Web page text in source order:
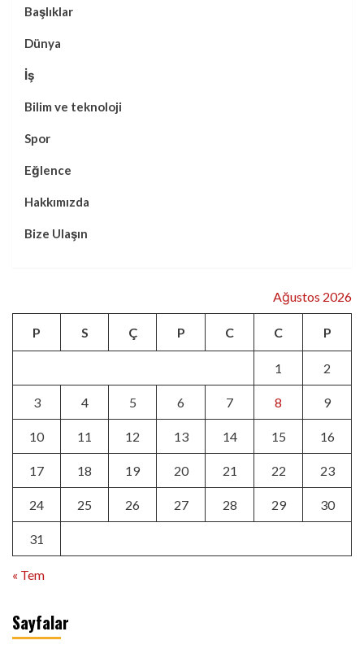
Başlıklar
Dünya
İş
Bilim ve teknoloji
Spor
Eğlence
Hakkımızda
Bize Ulaşın
Ağustos 2026
P S Ç P C C P
1 2
3 4 5 6 7 8 9
10 11 12 13 14 15 16
17 18 19 20 21 22 23
24 25 26 27 28 29 30
31
« Tem
Sayfalar